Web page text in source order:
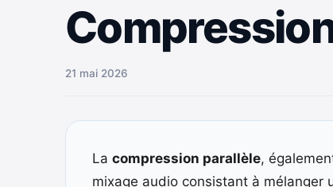
21 mai 2026
La compression parallèle,
mixage audio consistant à mélanger